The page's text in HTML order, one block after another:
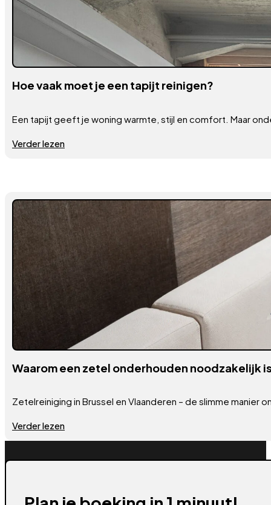
Hoe vaak moet je een tapijt reinigen?
Een tapijt geeft je woning warmte, stijl en comfort. Maar
Verder lezen
Waarom een zetel onderhouden noodzakelijk
Zetelreiniging in Brussel en Vlaanderen – de slimme manier
Verder lezen